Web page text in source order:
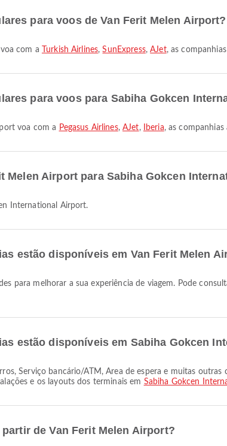
para voos de Van Ferit Melen Airport?
com a Turkish Airlines,SunExpress,AJet, as
para voos para Sabiha Gokcen
voa com a Pegasus Airlines,AJet, Iberia, as
Melen Airport para Sabiha Gokcen
International Airport.
estão disponíveis em Van Ferit Melen
estão disponíveis em Sabiha Gokcen
e os layouts dos terminais em Sabiha Gokcen
de Van Ferit Melen Airport?